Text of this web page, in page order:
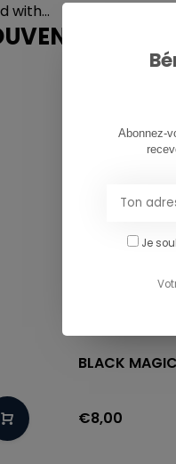
with...
ACHETÉ
BLACK
€8,00
Abonnez-
Je